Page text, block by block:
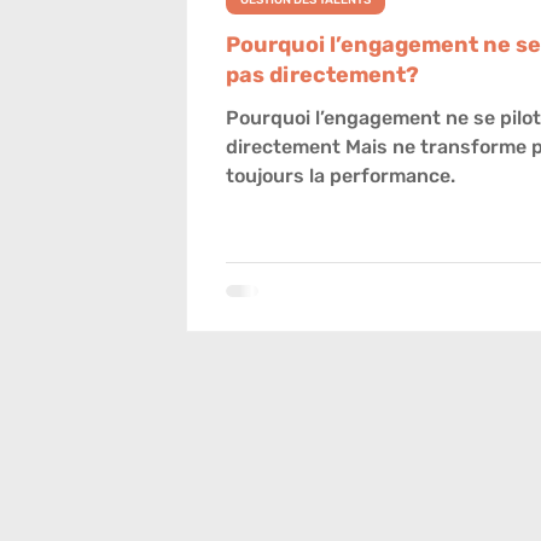
Pourquoi l’engagement ne se
pas directement?
Pourquoi l’engagement ne se
directement Mais ne transforme pas
toujours la performance.